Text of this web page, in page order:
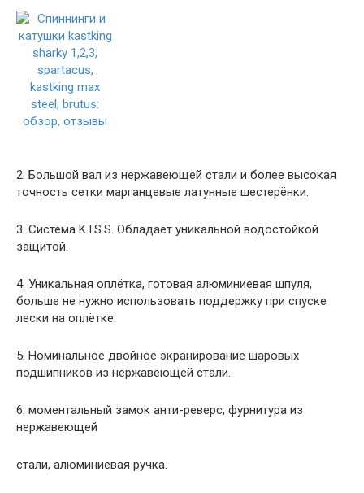
2. Большой вал из нержавеющей стали и более высокая
точность сетки марганцевые латунные шестерёнки.
3. Система K.I.S.S. Обладает уникальной водостойкой
защитой.
4. Уникальная оплётка, готовая алюминиевая шпуля,
больше не нужно использовать поддержку при спуске
лески на оплётке.
5. Номинальное двойное экранирование шаровых
подшипников из нержавеющей стали.
6. моментальный замок анти-реверс, фурнитура из
нержавеющей
стали, алюминиевая ручка.